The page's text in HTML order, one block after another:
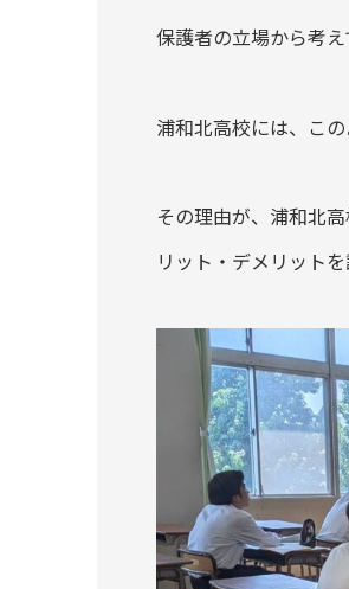
保護者の立場から考
浦和北高校には、こ
その理由が、浦和北
リット・デメリットを